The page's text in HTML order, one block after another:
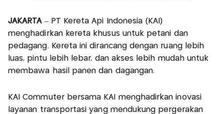
JAKARTA– PT Kereta Api Indonesia (KAI)
menghadirkan kereta khusus untuk petani dan
pedagang. Kereta ini dirancang dengan ruang lebih
luas, pintu lebih lebar, dan akses lebih mudah untuk
membawa hasil panen dan dagangan.
KAI Commuter bersama KAI menghadirkan inovasi
layanan transportasi yang mendukung pergerakan